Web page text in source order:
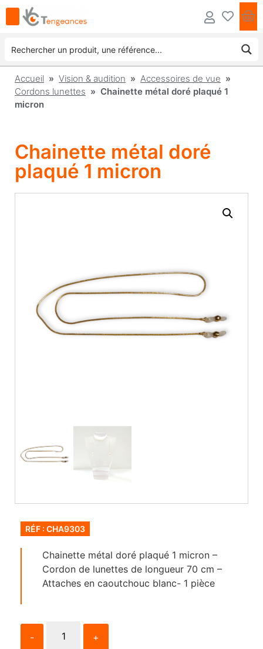
Accueil » Vision & audition » Accessoires de vue »
Cordons lunettes » Chainette métal doré plaqué 1
micron
Chainette métal doré
plaqué 1 micron
RÉF : CHA9303
Chainette métal doré plaqué 1 micron –
Cordon de lunettes de longueur 70 cm –
Attaches en caoutchouc blanc- 1 pièce
- +